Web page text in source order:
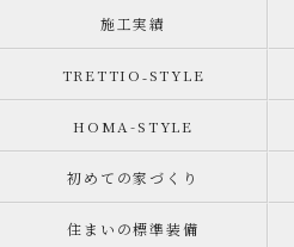
施工実績
TRETTIO₋STYLE
HOMA-STYLE
初めての家づくり
住まいの標準装備